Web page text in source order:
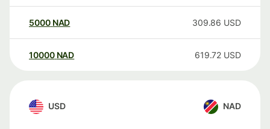
5000 NAD 309.86 USD
10000 NAD 619.72 USD
USD NAD